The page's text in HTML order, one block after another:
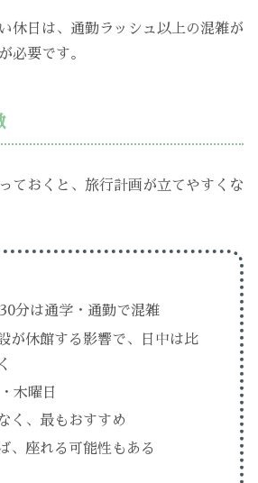
休日は、通勤ラッシュ以上の混雑が
必要です。
ておくと、旅行計画が立てやすくな
分は通学・通勤で混雑
が休館する影響で、日中は比
木曜日
く、最もおすすめ
、座れる可能性もある